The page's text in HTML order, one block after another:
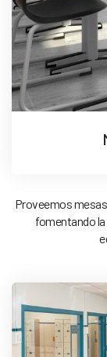
Proveemos
fomentando